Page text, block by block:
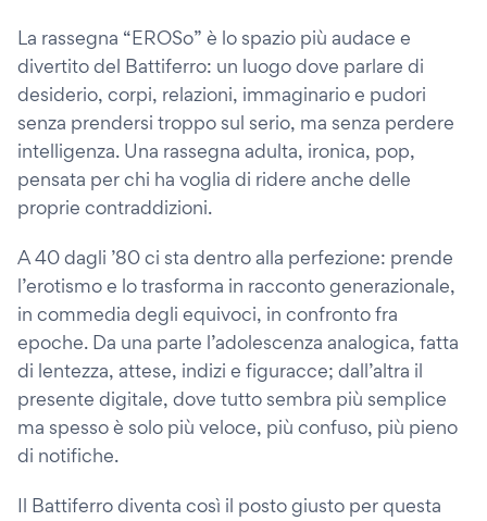
La rassegna “EROSo” è lo spazio più audace e
divertito del Battiferro: un luogo dove parlare di
desiderio, corpi, relazioni, immaginario e pudori
senza prendersi troppo sul serio, ma senza perdere
intelligenza. Una rassegna adulta, ironica, pop,
pensata per chi ha voglia di ridere anche delle
proprie contraddizioni.
A 40 dagli ’80 ci sta dentro alla perfezione: prende
l’erotismo e lo trasforma in racconto generazionale,
in commedia degli equivoci, in confronto fra
epoche. Da una parte l’adolescenza analogica, fatta
di lentezza, attese, indizi e figuracce; dall’altra il
presente digitale, dove tutto sembra più semplice
ma spesso è solo più veloce, più confuso, più pieno
di notifiche.
Il Battiferro diventa così il posto giusto per questa